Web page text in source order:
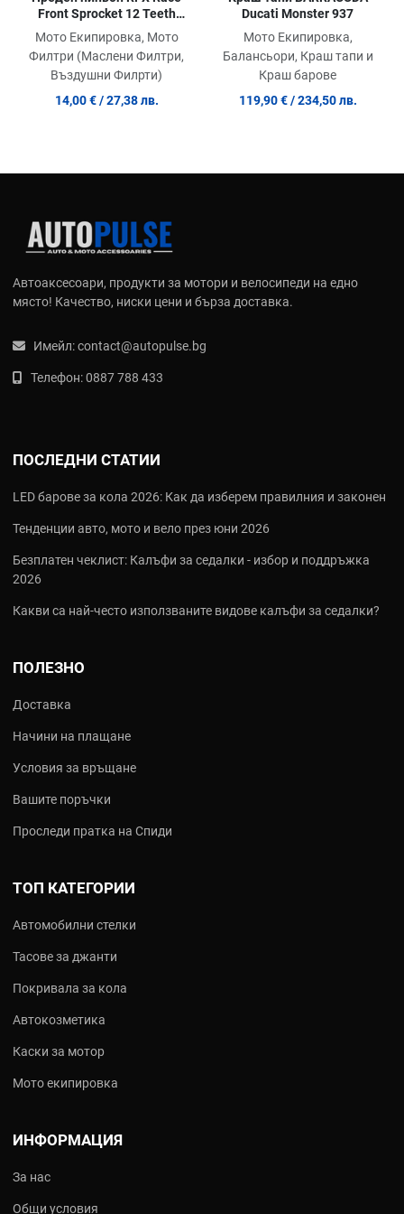
Front Sprocket 12 Teeth
KTM SX 50 PRO
Мото Екипировка, Мото
Филтри (Маслени Филтри,
Въздушни Филрти)
14,00 € / 27,38 лв.
Ducati Monster 937
Мото Екипировка,
Балансьори, Краш тапи и
Краш барове
119,90 € / 234,50 лв.
Автоаксесоари, продукти за мотори и велосипеди на едно
място! Качество, ниски цени и бърза доставка.
Имейл:contact@autopulse.bg
Телефон:0887 788 433
ПОСЛЕДНИ СТАТИИ
LED барове за кола 2026: Как да изберем правилния и законен
Тенденции авто, мото и вело през юни 2026
Безплатен чеклист: Калъфи за седалки - избор и поддръжка
2026
Какви са най‑често използваните видове калъфи за седалки?
ПОЛЕЗНО
Доставка
Начини на плащане
Условия за връщане
Вашите поръчки
Проследи пратка на Спиди
ТОП КАТЕГОРИИ
Автомобилни стелки
Тасове за джанти
Покривала за кола
Автокозметика
Каски за мотор
Мото екипировка
ИНФОРМАЦИЯ
За нас
Общи условия